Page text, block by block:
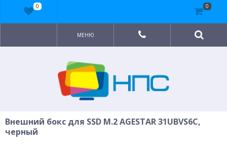
МЕНЮ
Внешний бокс для SSD M.2 AGESTAR 31UBVS6C,
черный
0 0